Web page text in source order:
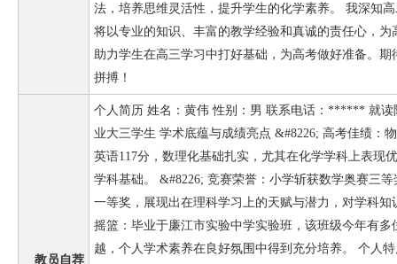
法，培养思维灵活性，提升学生的化学素养。 我深知
将以专业的知识、丰富的教学经验和真诚的责任心，
助力学生在高三学习中打好基础，为高考做好准备。
拼搏！
教员自荐
个人简历 姓名：黄伟 性别：男 联系电话：****** 就读
业大三学生 学术底蕴与成绩亮点 &#8226; 高考佳绩：
英语117分，数理化基础扎实，尤其在化学学科上表现
学科基础。 &#8226; 竞赛荣誉：小学斩获数学奥赛三
一等奖，展现出在理科学习上的天赋与潜力，对学科
摇篮：毕业于廉江市实验中学实验班，该班级今年有
越，个人学术素养在良好氛围中得到充分培养。 个人